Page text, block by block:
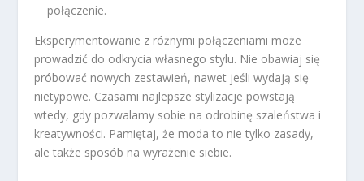
połączenie.
Eksperymentowanie z różnymi połączeniami może
prowadzić do odkrycia własnego stylu. Nie obawiaj się
próbować nowych zestawień, nawet jeśli wydają się
nietypowe. Czasami najlepsze stylizacje powstają
wtedy, gdy pozwalamy sobie na odrobinę szaleństwa i
kreatywności. Pamiętaj, że moda to nie tylko zasady,
ale także sposób na wyrażenie siebie.